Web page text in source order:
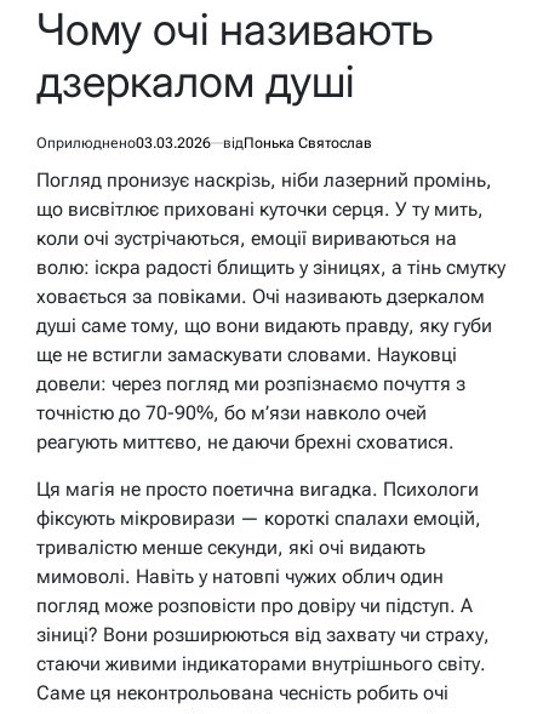
Чому очі називають
дзеркалом душі
Оприлюднено03.03.2026 відПонька Святослав
Погляд пронизує наскрізь, ніби лазерний промінь,
що висвітлює приховані куточки серця. У ту мить,
коли очі зустрічаються, емоції вириваються на
волю: іскра радості блищить у зіницях, а тінь смутку
ховається за повіками. Очі називають дзеркалом
душі саме тому, що вони видають правду, яку губи
ще не встигли замаскувати словами. Науковці
довели: через погляд ми розпізнаємо почуття з
точністю до 70-90%, бо м’язи навколо очей
реагують миттєво, не даючи брехні сховатися.
Ця магія не просто поетична вигадка. Психологи
фіксують мікровирази — короткі спалахи емоцій,
тривалістю менше секунди, які очі видають
мимоволі. Навіть у натовпі чужих облич один
погляд може розповісти про довіру чи підступ. А
зіниці? Вони розширюються від захвату чи страху,
стаючи живими індикаторами внутрішнього світу.
Саме ця неконтрольована чесність робить очі